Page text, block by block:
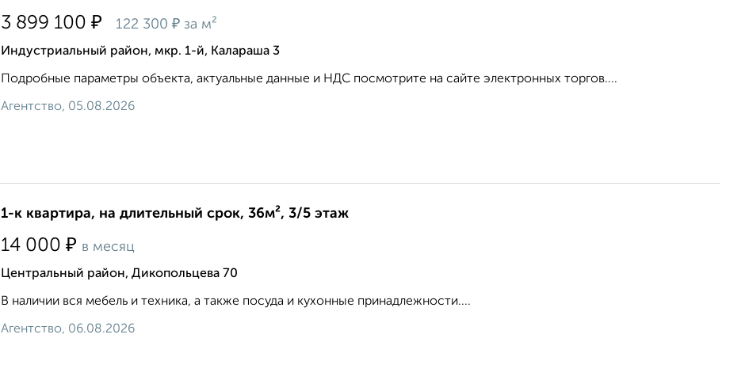
3 899 100 ₽ 122 300 ₽ за м²
Индустриальный район, мкр. 1-й, Калараша 3
Подробные параметры объекта, актуальные данные и НДС посмотрите на сайте электронных торгов....
Агентство, 05.08.2026
1-к квартира, на длительный срок, 36м², 3/5 этаж
14 000 ₽ в месяц
Центральный район, Дикопольцева 70
В наличии вся мебель и техника, а также посуда и кухонные принадлежности....
Агентство, 06.08.2026